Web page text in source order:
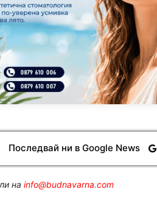
Последвай ни в Google News
на info@budnavarna.com